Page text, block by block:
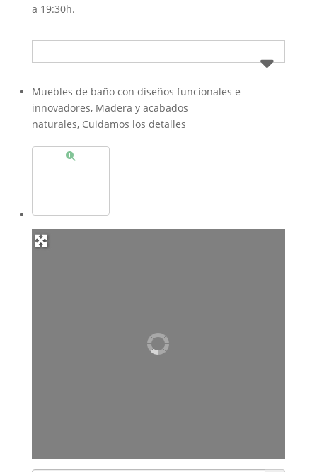
a 19:30h.
Muebles de baño con diseños funcionales e
innovadores, Madera y acabados
naturales, Cuidamos los detalles